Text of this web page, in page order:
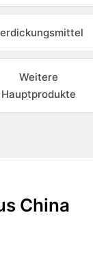
Weitere
Hauptprodukte
China